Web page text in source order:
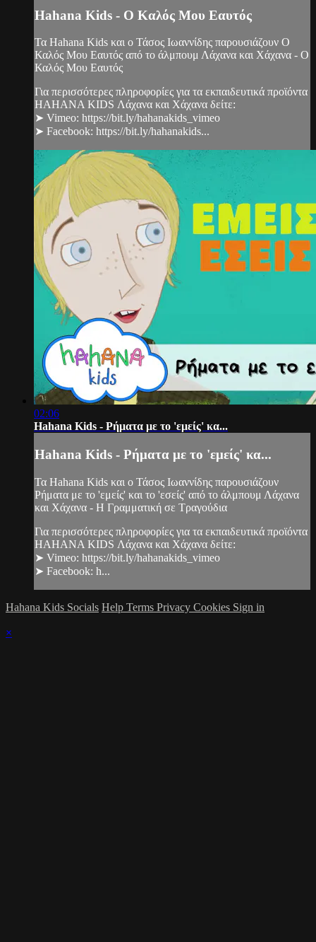
Hahana Kids - Ο Καλός Μου Εαυτός
Τα Hahana Kids και ο Τάσος Ιωαννίδης παρουσιάζουν Ο
Καλός Μου Εαυτός από το άλμπουμ Λάχανα και Χάχανα - Ο
Καλός Μου Εαυτός
Για περισσότερες πληροφορίες για τα εκπαιδευτικά προϊόντα
HAHANA KIDS Λάχανα και Χάχανα δείτε:
➤ Vimeo: https://bit.ly/hahanakids_vimeo
➤ Facebook: https://bit.ly/hahanakids...
02:06
Hahana Kids - Ρήματα με το 'εμείς' κα...
Hahana Kids - Ρήματα με το 'εμείς' κα...
Τα Hahana Kids και ο Τάσος Ιωαννίδης παρουσιάζουν
Ρήματα με το 'εμείς' και το 'εσείς' από το άλμπουμ Λάχανα
και Χάχανα - Η Γραμματική σε Τραγούδια
Για περισσότερες πληροφορίες για τα εκπαιδευτικά προϊόντα
HAHANA KIDS Λάχανα και Χάχανα δείτε:
➤ Vimeo: https://bit.ly/hahanakids_vimeo
➤ Facebook: h...
Hahana Kids Socials Help Terms Privacy Cookies Sign in
×